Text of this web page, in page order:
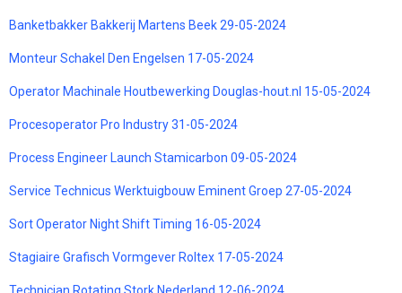
Banketbakker Bakkerij Martens Beek 29-05-2024
Monteur Schakel Den Engelsen 17-05-2024
Operator Machinale Houtbewerking Douglas-hout.nl 15-05-2024
Procesoperator Pro Industry 31-05-2024
Process Engineer Launch Stamicarbon 09-05-2024
Service Technicus Werktuigbouw Eminent Groep 27-05-2024
Sort Operator Night Shift Timing 16-05-2024
Stagiaire Grafisch Vormgever Roltex 17-05-2024
Technician Rotating Stork Nederland 12-06-2024